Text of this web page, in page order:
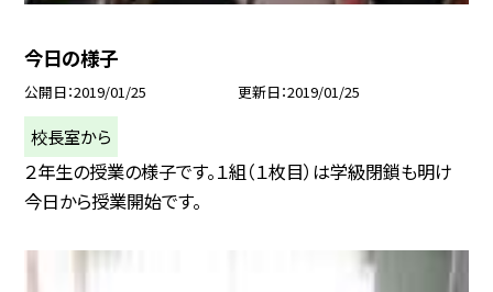
今日の様子
公開日 2019/01/25 更新日 2019/01/25
校長室から
２年生の授業の様子です。１組（１枚目）は学級閉鎖も明け
今日から授業開始です。